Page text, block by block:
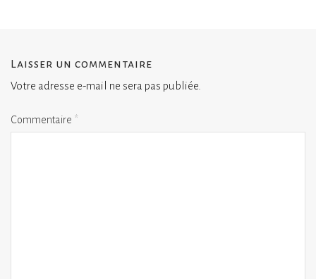
Laisser un commentaire
Votre adresse e-mail ne sera pas publiée.
Commentaire *